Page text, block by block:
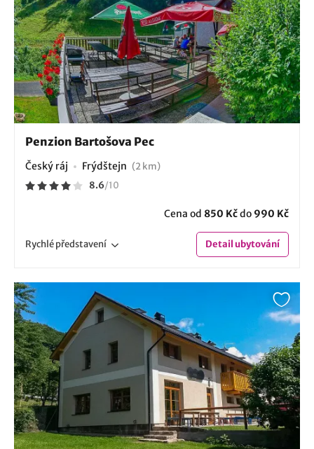
Penzion Bartošova Pec
Český ráj Frýdštejn (2 km)
8.6/10
Cena od 850 Kčdo 990 Kč
Rychlépředstavení Detailubytování